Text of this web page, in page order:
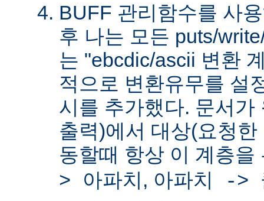
BUFF 관리함수를 사
후 나는 모든 puts/
는 "ebcdic/ascii 변환
적으로 변환유무를 설
시를 추가했다. 문서가
출력)에서 대상(요청
동할때 항상 이 계층
> 아파치 , 아파치 ->